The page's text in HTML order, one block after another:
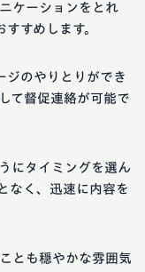
ケーションをとれ
すめします。
ジのやりとりができ
て督促連絡が可能で
にタイミングを選ん
なく、迅速に内容を
とも穏やかな雰囲気